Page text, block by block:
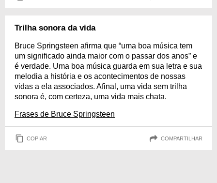
Trilha sonora da vida
Bruce Springsteen afirma que “uma boa música tem
um significado ainda maior com o passar dos anos” e
é verdade. Uma boa música guarda em sua letra e sua
melodia a história e os acontecimentos de nossas
vidas a ela associados. Afinal, uma vida sem trilha
sonora é, com certeza, uma vida mais chata.
Frases de Bruce Springsteen
COPIAR COMPARTILHAR